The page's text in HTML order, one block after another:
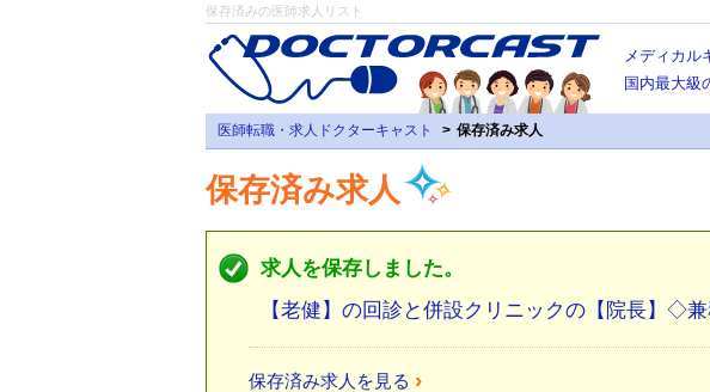
保存済みの医師求人リスト
メディカル
国内最大級
医師転職・求人ドクターキャスト 保存済み求人
保存済み求人
求人を保存しました。
【老健】の回診と併設クリニックの【院長】◇
保存済み求人を見る ›